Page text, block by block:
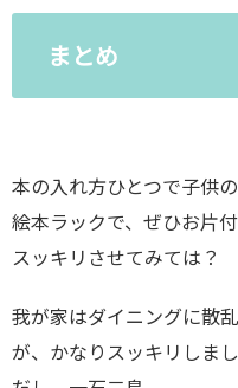
まとめ
本の入れ方ひとつで子供
絵本ラックで、ぜひお片
スッキリさせてみては？
我が家はダイニングに散
が、かなりスッキリしま